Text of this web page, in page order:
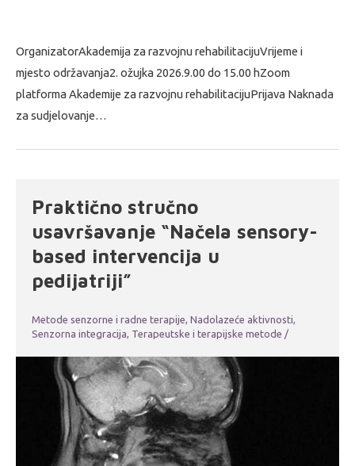
OrganizatorAkademija za razvojnu rehabilitacijuVrijeme i
mjesto održavanja2. ožujka 2026.9.00 do 15.00 hZoom
platforma Akademije za razvojnu rehabilitacijuPrijava Naknada
za sudjelovanje…
Praktično stručno
usavršavanje “Načela sensory-
based intervencija u
pedijatriji”
Metode senzorne i radne terapije, Nadolazeće aktivnosti,
Senzorna integracija, Terapeutske i terapijske metode /